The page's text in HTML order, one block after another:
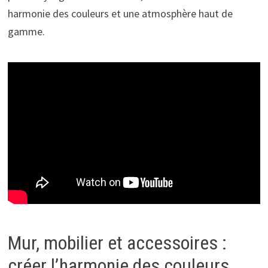
harmonie des couleurs et une atmosphère haut de
gamme.
Mur, mobilier et accessoires :